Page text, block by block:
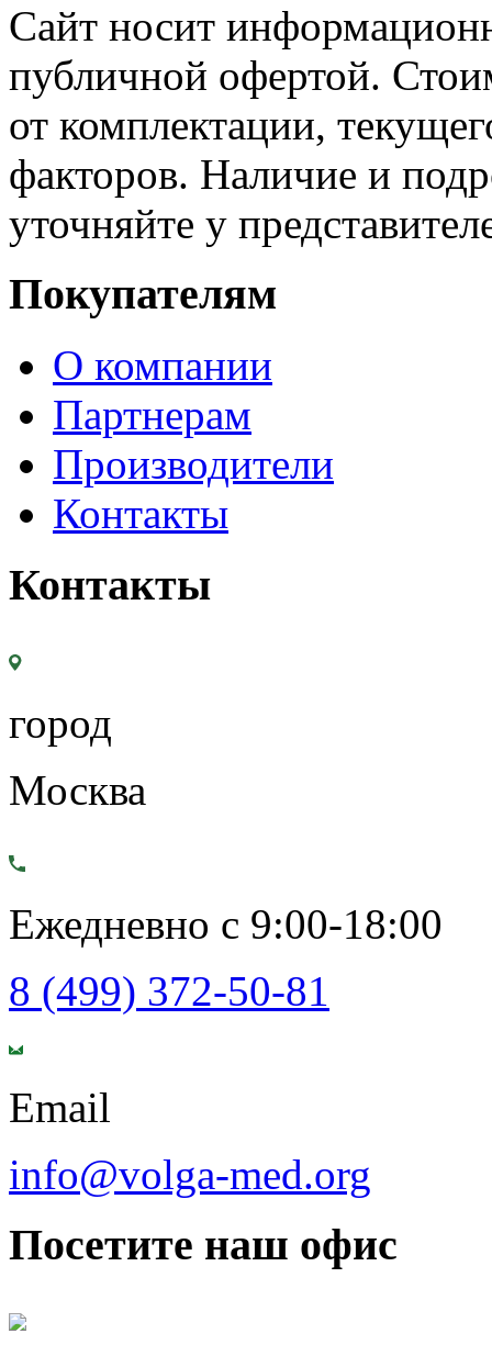
Сайт носит
публичной офертой.
от комплектации,
факторов. Наличие и
уточняйте у
Покупателям
О компании
Партнерам
Производители
Контакты
Контакты
город
Москва
Ежедневно с 9:00-18:00
8 (499) 372-50-81
Email
info@volga-med.org
Посетите наш офис